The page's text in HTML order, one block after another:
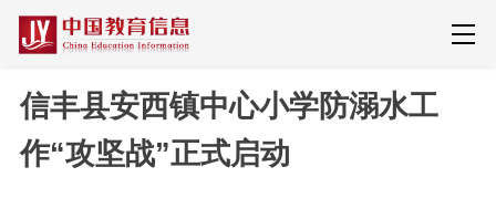
信丰县安西镇中心小学防溺水工
作“攻坚战”正式启动